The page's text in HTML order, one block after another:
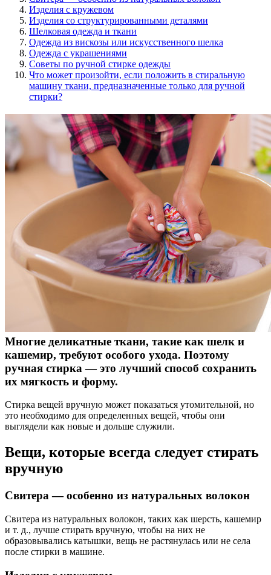
Изделия с кружевом
Изделия со структурированными деталями
Шелковая одежда и ткани
Одежда из вискозы или искусственного шелка
Одежда с украшениями
Советы по ручной стирке одежды
Что может произойти, если положить в стиральную
машину ткани, предназначенные только для ручной
стирки?
Многие деликатные ткани, такие как шелк и
кашемир, требуют особого ухода. Поэтому
ручная стирка — это лучший способ сохранить
их мягкость и форму.
Стирка вещей вручную может показаться утомительной, но
это необходимо для определенных вещей, чтобы они
выглядели как новые и дольше служили.
Вещи, которые всегда следует стирать
вручную
Свитера — особенно из натуральных волокон
Свитера из натуральных волокон, таких как шерсть, кашемир
и т. д., лучше стирать вручную, чтобы на них не
образовывались катышки, вещь не растянулась или не села
после стирки в машине.